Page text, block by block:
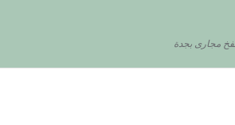
مجارى بجدة